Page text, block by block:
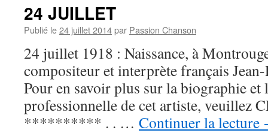
24 JUILLET
Publié le24 juillet 2014par Passion Chanson
24 juillet 1918 : Naissance, à
compositeur et interprète français
Pour en savoir plus sur la biographie et
professionnelle de cet artiste, veuillez
********** . . … Continuer la lecture